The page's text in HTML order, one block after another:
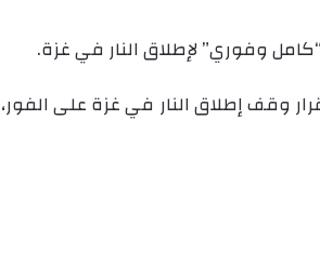
وفوري” لإطلاق النار في غزة.
وقف إطلاق النار في غزة على الفور،